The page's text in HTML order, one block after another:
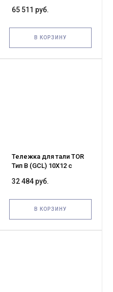
передвижения (G)
65 511 руб.
В КОРЗИНУ
Тележка для тали TOR
Тип В (GCL) 10Х12 с
передвижения (G)
32 484 руб.
В КОРЗИНУ